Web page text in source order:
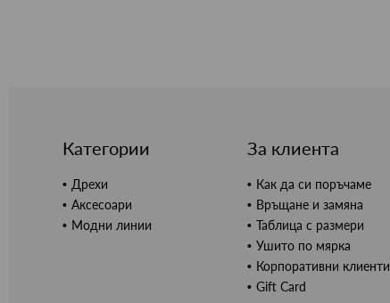
Категории
Дрехи
Аксесоари
Модни линии
За клиента
Как да си поръчаме
Връщане и замяна
Таблица с размери
Ушито по мярка
Корпоративни клиенти
Gift Card